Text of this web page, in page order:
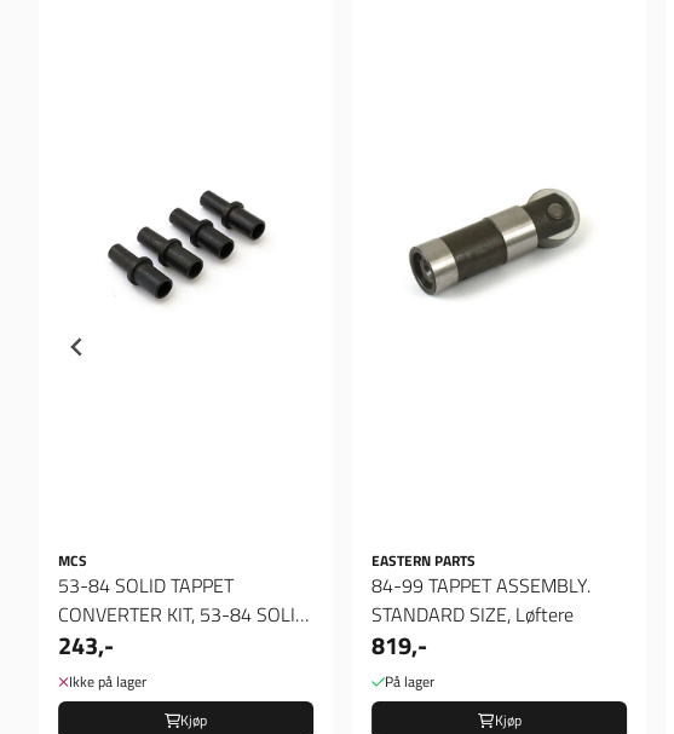
MCS
53-84 SOLID TAPPET
CONVERTER KIT, 53-84 SOLID
TAPPET CONVERTER KIT
243,-
Ikke på lager
Kjøp
EASTERN PARTS
84-99 TAPPET ASSEMBLY.
STANDARD SIZE, Løftere
819,-
På lager
Kjøp